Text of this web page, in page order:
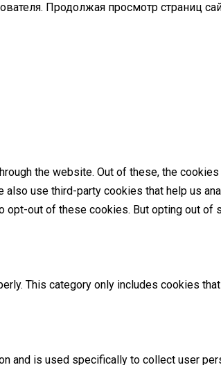
Продолжая просмотр страниц
the website. Out of these, the
use third-party cookies that help us
opt-out of these cookies. But opting out
This category only includes cookies
and is used specifically to collect user